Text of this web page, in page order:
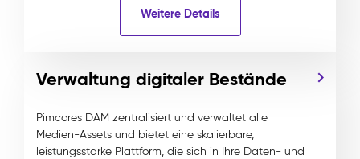
Weitere Details
Verwaltung digitaler Bestände
Pimcores DAM zentralisiert und verwaltet alle
Medien-Assets und bietet eine skalierbare,
leistungsstarke Plattform, die sich in Ihre Daten- und